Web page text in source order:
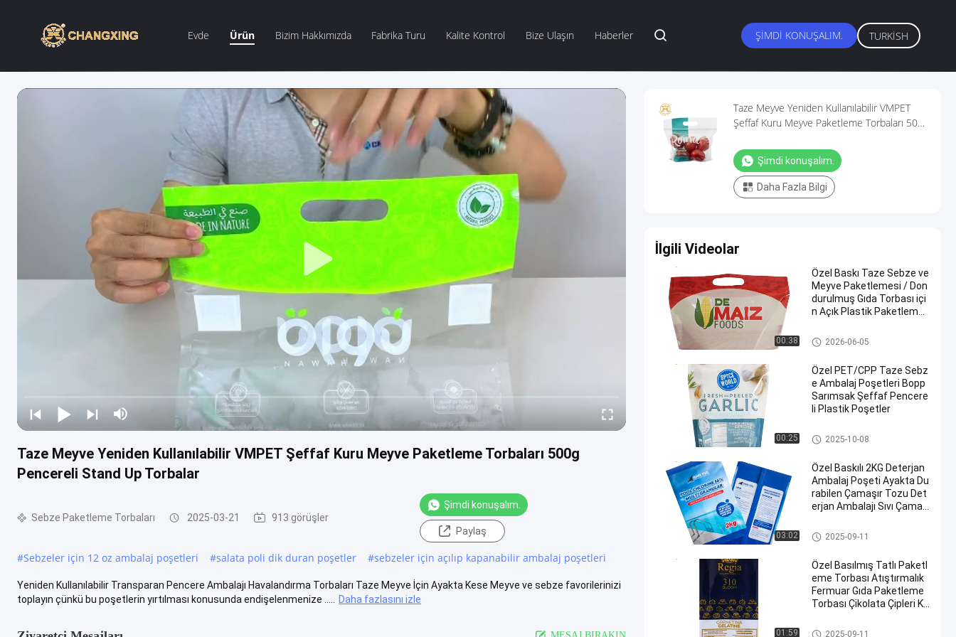
Evde Ürün Bizim Hakkımızda Fabrika Turu Kalite Kontrol Bize Ulaşın Haberler ŞIMDI KONUŞALIM. TURKISH
Taze Meyve Yeniden Kullanılabilir VMPET Şeffaf Kuru Meyve Paketleme Torbaları 500g
Pencereli Stand Up Torbalar
Sebze Paketleme Torbaları 2025-03-21 913 görüşler
Şimdi konuşalım.
Paylaş
#Sebzeler için 12 oz ambalaj poşetleri #salata poli dik duran poşetler #sebzeler için açılıp kapanabilir ambalaj poşetleri
Yeniden Kullanılabilir Transparan Pencere Ambalajı Havalandırma Torbaları Taze Meyve İçin Ayakta Kese Meyve ve sebze favorilerinizi
toplayın çünkü bu poşetlerin yırtılması konusunda endişelenmenize .....
Daha fazlasını izle
MESAJ BIRAKIN
Taze Meyve Yeniden Kullanılabilir VMPET
Şeffaf Kuru Meyve Paketleme Torbaları 500g
Şimdi konuşalım.
Daha Fazla Bilgi
İlgili Videolar
00:38
Özel Baskı Taze Sebze ve
Meyve Paketlemesi / Don
durulmuş Gıda Torbası içi
n Açık Plastik Paketleme
Sebze Paketleme Torbaları
2026-06-05
00:25
Özel PET/CPP Taze Sebz
e Ambalaj Poşetleri Bopp
Sarımsak Şeffaf Pencere
li Plastik Poşetler
Sebze Paketleme Torbaları
2025-10-08
03:02
Özel Baskılı 2KG Deterjan
Ambalaj Poşeti Ayakta Du
rabilen Çamaşır Tozu Det
erjan Ambalajı Sıvı Çamaş
Deterjan Ambalaj Torbası
2025-09-11
01:59
Özel Basılmış Tatlı Paketl
eme Torbası Atıştırmalık
Fermuar Gıda Paketleme
Torbası Çikolata Çipleri Ku
Aperatif Paketleme Poşetleri
2025-09-11